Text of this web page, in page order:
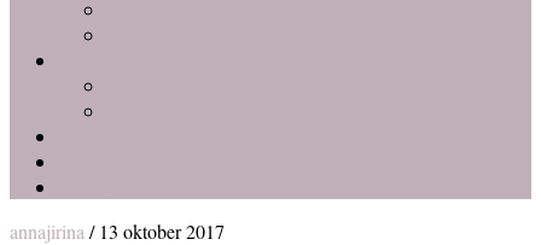
annajirina / 13 oktober 2017